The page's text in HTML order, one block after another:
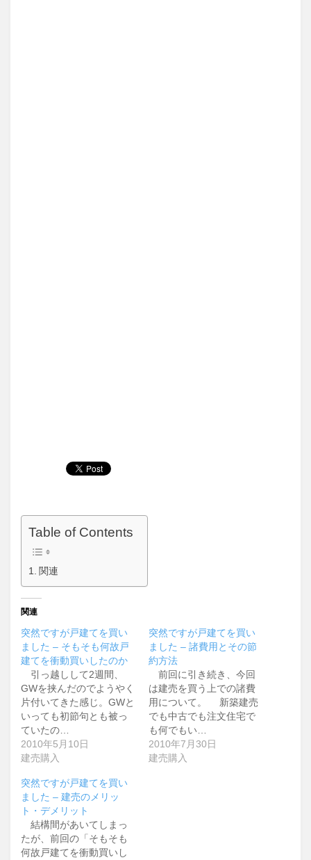
Table of Contents
関連
関連
突然ですが戸建てを買い
ました – そもそも何故戸
建てを衝動買いしたのか
引っ越しして2週間、
GWを挟んだのでようやく
片付いてきた感じ。GWと
いっても初節句とも被っ
ていたの…
2010年5月10日
建売購入
突然ですが戸建てを買い
ました – 諸費用とその節
約方法
前回に引き続き、今回
は建売を買う上での諸費
用について。 新築建売
でも中古でも注文住宅で
も何でもい…
2010年7月30日
建売購入
突然ですが戸建てを買い
ました – 建売のメリッ
ト・デメリット
結構間があいてしまっ
たが、前回の「そもそも
何故戸建てを衝動買いし